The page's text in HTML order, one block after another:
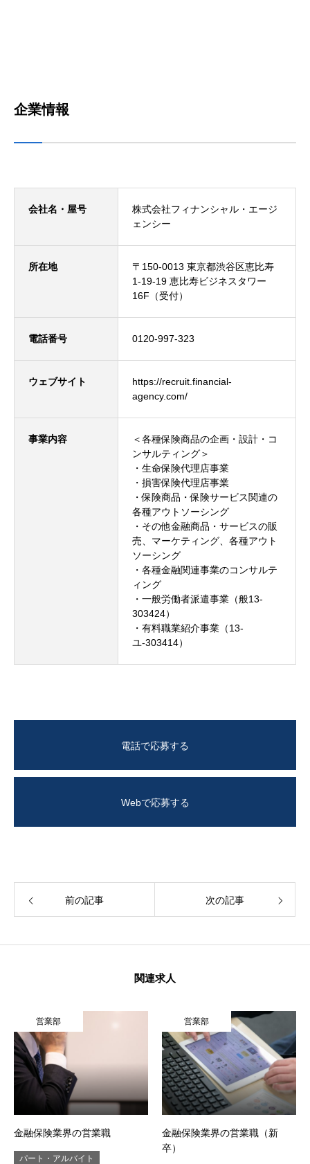
企業情報
会社名・屋号
株式会社フィナンシャル・エージ
ェンシー
所在地
〒150-0013 東京都渋谷区恵比寿
1-19-19 恵比寿ビジネスタワー
16F（受付）
電話番号 0120-997-323
ウェブサイト
https://recruit.financial-
agency.com/
事業内容
＜各種保険商品の企画・設計・コ
ンサルティング＞
・生命保険代理店事業
・損害保険代理店事業
・保険商品・保険サービス関連の
各種アウトソーシング
・その他金融商品・サービスの販
売、マーケティング、各種アウト
ソーシング
・各種金融関連事業のコンサルテ
ィング
・一般労働者派遣事業（般13-
303424）
・有料職業紹介事業（13-
ユ-303414）
電話で応募する
Webで応募する
前の記事 次の記事
関連求人
営業部
金融保険業界の営業職
パート・アルバイト
営業部
金融保険業界の営業職（新
卒）